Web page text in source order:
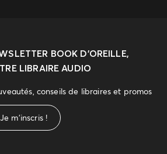
BOOK D’OREILLE,
LIBRAIRE AUDIO
conseils de libraires et promos
Je m'inscris !